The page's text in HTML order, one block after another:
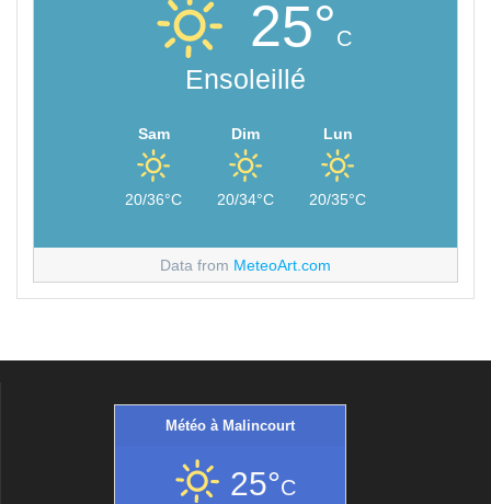
25°C
Ensoleillé
Sam
20/36°C
Dim
20/34°C
Lun
20/35°C
Data from MeteoArt.com
Météo à Malincourt
25°C